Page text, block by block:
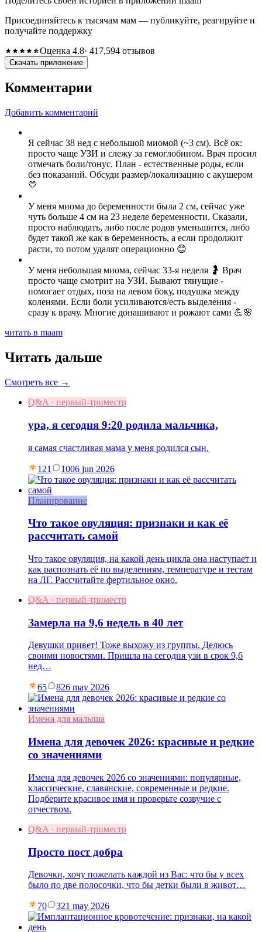
Присоединяйтесь к тысячам мам — публикуйте, реагируйте и
получайте поддержку
Оценка 4.8· 417,594 отзывов
Скачать приложение
Комментарии
Добавить комментарий
Я сейчас 38 нед с небольшой миомой (~3 см). Всё ок:
просто чаще УЗИ и слежу за гемоглобином. Врач просил
отмечать боли/тонус. План - естественные роды, если
без показаний. Обсуди размер/локализацию с акушером
💛
У меня миома до беременности была 2 см, сейчас уже
чуть больше 4 см на 23 неделе беременности. Сказали,
просто наблюдать, либо после родов уменьшится, либо
будет такой же как в беременность, а если продолжит
расти, то потом удалят операционно 😊
У меня небольшая миома, сейчас 33-я неделя 🤰 Врач
просто чаще смотрит на УЗИ. Бывают тянущие -
помогает отдых, поза на левом боку, подушка между
коленями. Если боли усиливаются/есть выделения -
сразу к врачу. Многие донашивают и рожают сами 💪🌸
читать в maam
Читать дальше
Смотреть все →
Q&A · первый-триместр
ура, я сегодня 9:20 родила мальчика,
я самая счастливая мама у меня родился сын.
121 1006 jun 2026
Планирование
Что такое овуляция: признаки и как её
рассчитать самой
Что такое овуляция, на какой день цикла она наступает и
как распознать её по выделениям, температуре и тестам
на ЛГ. Рассчитайте фертильное окно.
Q&A · первый-триместр
Замерла на 9,6 недель в 40 лет
Девушки привет! Тоже выхожу из группы. Делюсь
своими новостями. Пришла на сегодня узи в срок 9,6
нед…
65 826 may 2026
Имена для малыша
Имена для девочек 2026: красивые и редкие
со значениями
Имена для девочек 2026 со значениями: популярные,
классические, славянские, современные и редкие.
Подберите красивое имя и проверьте созвучие с
отчеством.
Q&A · первый-триместр
Просто пост добра
Девочки, хочу пожелать каждой из Вас: что бы у всех
было по две полосочки, что бы детки были в живот…
70 321 may 2026